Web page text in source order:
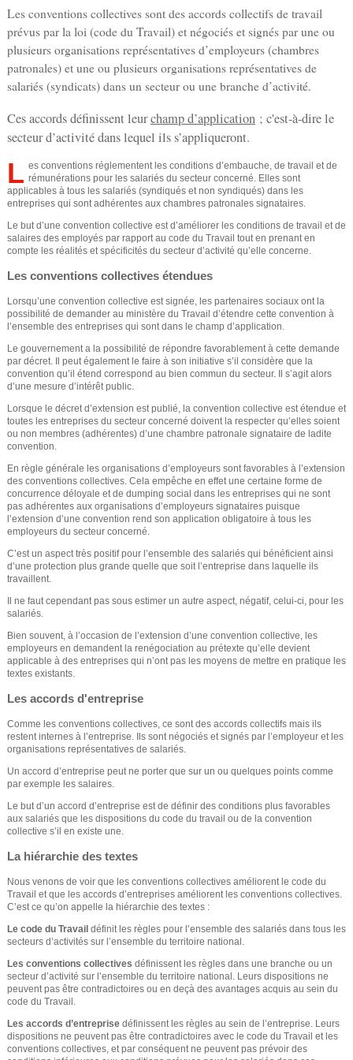
e
d
e
c
h
e
c
e
u
s
ê
t
e
s
c
i
Les conventions collectives sont des accords collectifs de travail
prévus par la loi (code du Travail) et négociés et signés par une ou
plusieurs organisations représentatives d’employeurs (chambres
patronales) et une ou plusieurs organisations représentatives de
salariés (syndicats) dans un secteur ou une branche d’activité.
Ces accords définissent leurchamp d’application; c'est-à-dire le
secteur d’activité dans lequel ils s’appliqueront.
L es conventions réglementent les conditions d’embauche, de travail et de
rémunérations pour les salariés du secteur concerné. Elles sont
applicables à tous les salariés (syndiqués et non syndiqués) dans les
entreprises qui sont adhérentes aux chambres patronales signataires.
Le but d’une convention collective est d’améliorer les conditions de travail et de
salaires des employés par rapport au code du Travail tout en prenant en
compte les réalités et spécificités du secteur d’activité qu’elle concerne.
Les conventions collectives étendues
Lorsqu’une convention collective est signée, les partenaires sociaux ont la
possibilité de demander au ministère du Travail d’étendre cette convention à
l’ensemble des entreprises qui sont dans le champ d’application.
Le gouvernement a la possibilité de répondre favorablement à cette demande
par décret. Il peut également le faire à son initiative s’il considère que la
convention qu’il étend correspond au bien commun du secteur. Il s’agit alors
d’une mesure d’intérêt public.
Lorsque le décret d’extension est publié, la convention collective est étendue et
toutes les entreprises du secteur concerné doivent la respecter qu’elles soient
ou non membres (adhérentes) d’une chambre patronale signataire de ladite
convention.
En règle générale les organisations d’employeurs sont favorables à l’extension
des conventions collectives. Cela empêche en effet une certaine forme de
concurrence déloyale et de dumping social dans les entreprises qui ne sont
pas adhérentes aux organisations d’employeurs signataires puisque
l’extension d’une convention rend son application obligatoire à tous les
employeurs du secteur concerné.
C’est un aspect très positif pour l’ensemble des salariés qui bénéficient ainsi
d’une protection plus grande quelle que soit l’entreprise dans laquelle ils
travaillent.
Il ne faut cependant pas sous estimer un autre aspect, négatif, celui-ci, pour les
salariés.
Bien souvent, à l’occasion de l’extension d’une convention collective, les
employeurs en demandent la renégociation au prétexte qu’elle devient
applicable à des entreprises qui n’ont pas les moyens de mettre en pratique les
textes existants.
Les accords d'entreprise
Comme les conventions collectives, ce sont des accords collectifs mais ils
restent internes à l’entreprise. Ils sont négociés et signés par l’employeur et les
organisations représentatives de salariés.
Un accord d’entreprise peut ne porter que sur un ou quelques points comme
par exemple les salaires.
Le but d’un accord d’entreprise est de définir des conditions plus favorables
aux salariés que les dispositions du code du travail ou de la convention
collective s’il en existe une.
La hiérarchie des textes
Nous venons de voir que les conventions collectives améliorent le code du
Travail et que les accords d’entreprises améliorent les conventions collectives.
C’est ce qu’on appelle la hiérarchie des textes :
Le code du Travail définit les règles pour l’ensemble des salariés dans tous les
secteurs d’activités sur l’ensemble du territoire national.
Les conventions collectives définissent les règles dans une branche ou un
secteur d’activité sur l’ensemble du territoire national. Leurs dispositions ne
peuvent pas être contradictoires ou en deçà des avantages acquis au sein du
code du Travail.
Les accords d’entreprisedéfinissent les règles au sein de l’entreprise. Leurs
dispositions ne peuvent pas être contradictoires avec le code du Travail et les
conventions collectives, et par conséquent ne peuvent pas prévoir des